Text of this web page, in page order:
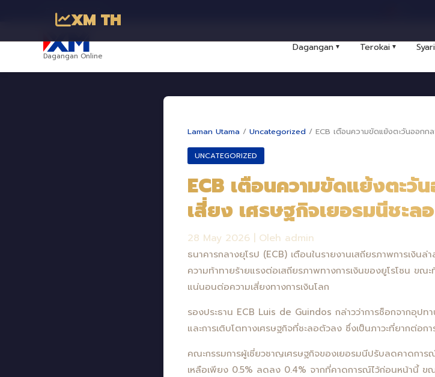
XM TH
พันธมิตรทางธุรกิจ
Dagangan Online
Dagangan ▼ Terokai ▼
Laman Utama / Uncategorized / ECB เตือนความขัดแย้งตะวันออกก
UNCATEGORIZED
ECB เตือนความขัดแย้งตะวั
เสี่ยง เศรษฐกิจเยอรมนีชะลอ
28 May 2026 Oleh admin
ธนาคารกลางยุโรป (ECB) เตือนในรายงานเสถียรภาพการเงิน
ความท้าทายร้ายแรงต่อเสถียรภาพทางการเงินของยูโรโซน ขณ
แน่นอนต่อความเสี่ยงทางการเงินโลก
รองประธาน ECB Luis de Guindos กล่าวว่าการช็อกจากอุปท
และการเติบโตทางเศรษฐกิจที่ชะลอตัวลง ซึ่งเป็นภาวะที่ยากต่อกา
คณะกรรมการผู้เชี่ยวชาญเศรษฐกิจของเยอรมนีปรับลดคาดการ
เหลือเพียง 0.5% ลดลง 0.4% จากที่คาดการณ์ไว้ก่อนหน้านี้ ข